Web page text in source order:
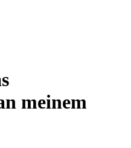
meinem